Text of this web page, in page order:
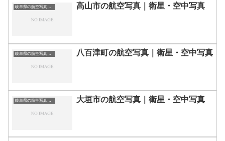
高山市の航空写真｜衛星・空中写真
八百津町の航空写真｜衛星・空中写真
大垣市の航空写真｜衛星・空中写真